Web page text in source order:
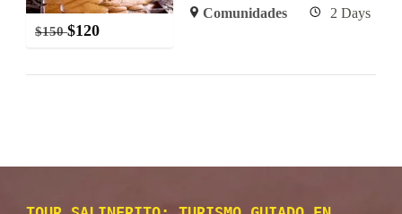
$150 $120
Comunidades 2 Days